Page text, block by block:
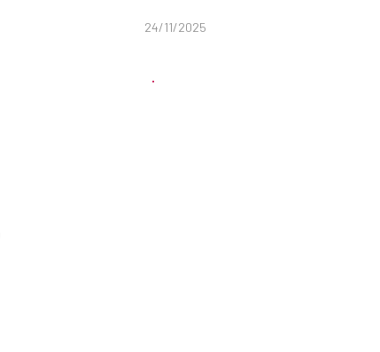
24/11/2025